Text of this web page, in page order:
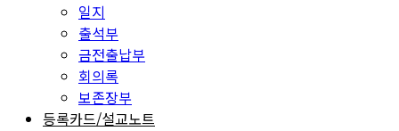
일지
출석부
금전출납부
회의록
보존장부
등록카드/설교노트